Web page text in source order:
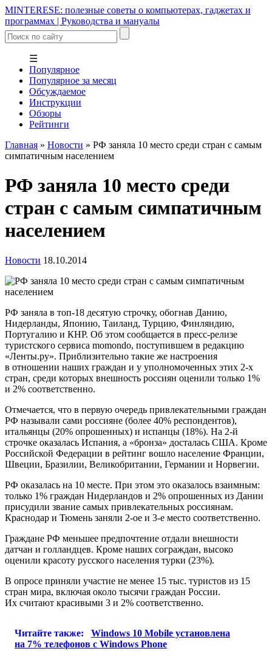
MINTERESE: полезные советы о компьютерах, гаджетах и
программах | Руководства и мануалы
☰
Популярное
Популярное за месяц
Обсуждаемое
Инструкции
Обзоры
Рейтинги
Главная » Новости » РФ заняла 10 место среди стран с самым
симпатичным населением
РФ заняла 10 место среди
стран с самым симпатичным
населением
Новости 18.10.2014
РФ заняла в топ-18 десятую строчку, обогнав Данию,
Нидерланды, Японию, Таиланд, Турцию, Финляндию,
Португалию и КНР. Об этом сообщается в пресс-релизе
туристского сервиса momondo, поступившем в редакцию
«Ленты.ру». Приблизительно такие же настроения
в отношении наших граждан и у уполномоченных этих 2-х
стран, среди которых внешность россиян оценили только 1%
и 2% соответственно.
Отмечается, что в первую очередь привлекательными граждан
РФ называли сами россияне (более 40% респондентов),
итальянцы (20% опрошенных) и испанцы (18%). На 2-й
строчке оказалась Испания, а «бронза» досталась США. Кроме
Российской Федерации в рейтинг вошло население Франции,
Швеции, Бразилии, Великобритании, Германии и Норвегии.
РФ оказалась на 10 месте. При этом это оказалось взаимным:
только 1% граждан Нидерландов и 2% опрошенных из Дании
присудили звание самых привлекательных россиянам.
Краснодар и Тюмень заняли 2-ое и 3-е место соответственно.
Граждане РФ меньшее предпочтение отдали внешности
датчан и голландцев. Кроме наших сограждан, высоко
оценили красоту русского населения турки (23%).
В опросе приняли участие не менее 15 тыс. туристов из 15
стран мира, включая около тысячи граждан России.
Их считают красивыми 3 и 2% соответственно.
Читайте также:
Windows 10 Mobile установлена
на 7% телефонов с Windows Phone